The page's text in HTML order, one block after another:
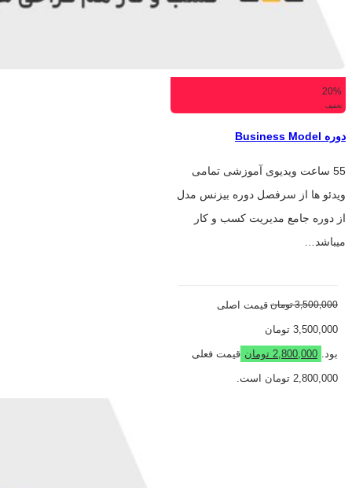
20%
تخفیف
دوره Business Model
55 ساعت ویدیوی آموزشی تمامی
ویدئو ها از سرفصل دوره بیزنس مدل
از دوره جامع مدیریت کسب و کار
میباشد…
3,500,000 تومان قیمت اصلی
3,500,000 تومان
بود. 2,800,000 تومان قیمت فعلی
2,800,000 تومان است.